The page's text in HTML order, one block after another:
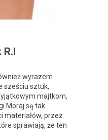
wyrazem
sześciu sztuk,
majtkom,
Moraj są tak
materiałów, przez
sprawiają, że ten